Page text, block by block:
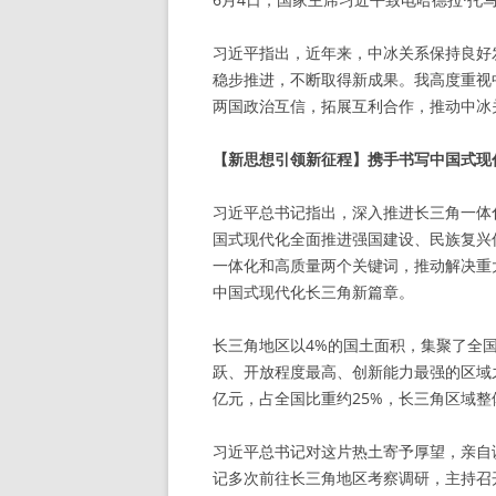
习近平指出，近年来，中冰关系保持良
稳步推进，不断取得新成果。我高度重
两国政治互信，拓展互利合作，推动中
【新思想引领新征程】携手书写中国式
习近平总书记指出，深入推进长三角一
国式现代化全面推进强国建设、民族复
一体化和高质量两个关键词，推动解决
中国式现代化长三角新篇章。
长三角地区以4%的国土面积，集聚了全
跃、开放程度最高、创新能力最强的区
亿元，占全国比重约25%，长三角区域
习近平总书记对这片热土寄予厚望，亲
记多次前往长三角地区考察调研，主持